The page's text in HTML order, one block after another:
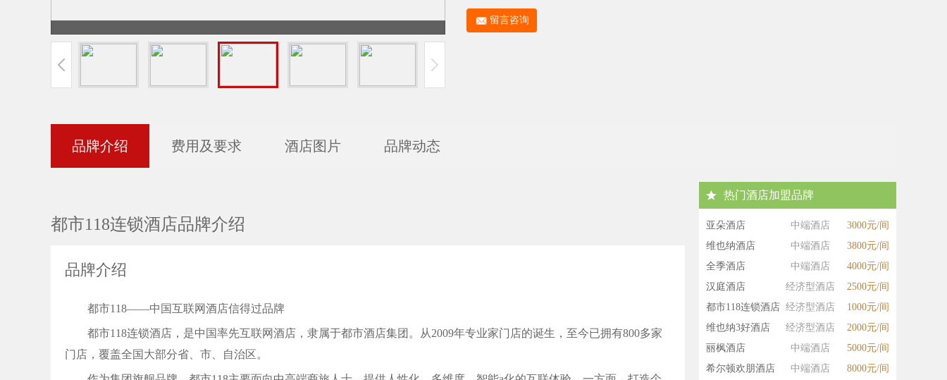
留言咨询
品牌介绍 费用及要求 酒店图片 品牌动态
都市118连锁酒店品牌介绍
品牌介绍
都市118——中国互联网酒店信得过品牌
都市118连锁酒店，是中国率先互联网酒店，隶属于都市酒店集团。从2009年专业家门店的诞生，至今已拥有800多家
门店，覆盖全国大部分省、市、自治区。
热门酒店加盟品牌
亚朵酒店 中端酒店
3000元/间
维也纳酒店
中端酒店
3800元/间
全季酒店
中端酒店
4000元/间
汉庭酒店
经济型酒店
2500元/间
都市118连锁酒店 经济型酒店
1000元/间
维也纳3好酒店
经济型酒店
2000元/间
丽枫酒店
中端酒店
5000元/间
希尔顿欢朋酒店
中端酒店
8000元/间